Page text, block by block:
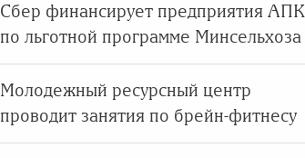
Сбер финансирует предприятия АПК
по льготной программе Минсельхоза
Молодежный ресурсный центр
проводит занятия по брейн-фитнесу